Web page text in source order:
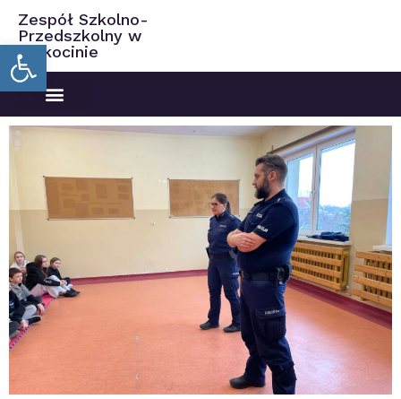
Open toolbar
Zespół Szkolno-
Przedszkolny w
Ciekocinie